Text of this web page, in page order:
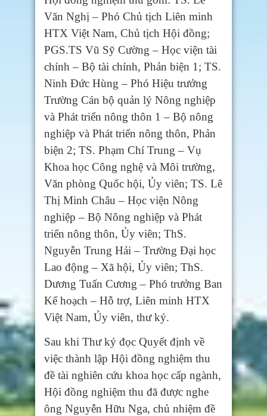
Văn Nghị – Phó Chủ tịch Liên minh
HTX Việt Nam, Chủ tịch Hội đồng;
PGS.TS Vũ Sỹ Cường – Học viện tài
chính – Bộ tài chính, Phản biện 1; TS.
Ninh Đức Hùng – Phó Hiệu trưởng
Trường Cán bộ quản lý Nông nghiệp
và Phát triển nông thôn 1 – Bộ nông
nghiệp và Phát triển nông thôn, Phản
biện 2; TS. Phạm Chí Trung – Vụ
Khoa học Công nghệ và Môi trường,
Văn phòng Quốc hội, Ủy viên; TS. Lê
Thị Minh Châu – Học viện Nông
nghiệp – Bộ Nông nghiệp và Phát
triển nông thôn, Ủy viên; ThS.
Nguyễn Trung Hải – Trường Đại học
Lao động – Xã hội, Ủy viên; ThS.
Dương Tuấn Cương – Phó trưởng Ban
Kế hoạch – Hỗ trợ, Liên minh HTX
Việt Nam, Ủy viên, thư ký.
Sau khi Thư ký đọc Quyết định về
việc thành lập Hội đồng nghiệm thu
đề tài nghiên cứu khoa học cấp ngành,
Hội đồng nghiệm thu đã được nghe
ông Nguyễn Hữu Nga, chủ nhiệm đề